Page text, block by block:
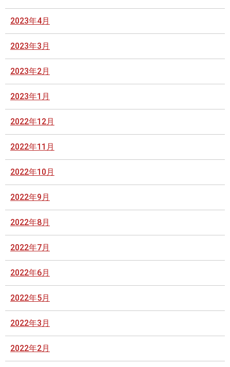
2023年4月
2023年3月
2023年2月
2023年1月
2022年12月
2022年11月
2022年10月
2022年9月
2022年8月
2022年7月
2022年6月
2022年5月
2022年3月
2022年2月